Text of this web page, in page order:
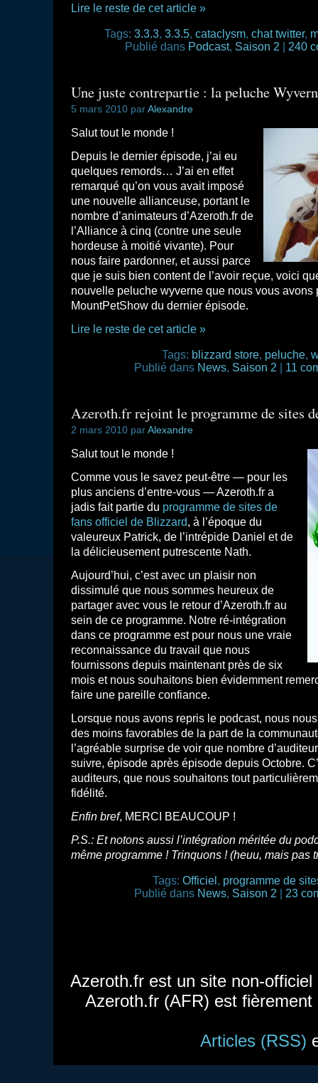
Lire le reste de cet article »
Tags: 3.3.3, 3.3.5, cataclysm, chat twitter,
Publié dans Podcast, Saison 2 240
Une juste contrepartie : la peluche
5 mars 2010 parAlexandre
Salut tout le monde !
Depuis le dernier épisode, j’ai eu
quelques remords… J’ai en effet
remarqué qu’on vous avait imposé
une nouvelle allianceuse, portant le
nombre d’animateurs d’Azeroth.fr de
l’Alliance à cinq (contre une seule
hordeuse à moitié vivante). Pour
nous faire pardonner, et aussi parce
que je suis bien content de l’avoir reçue, voici
nouvelle peluche wyverne que nous vous avons
MountPetShow du dernier épisode.
Lire le reste de cet article »
Tags: blizzard store, peluche,
Publié dans News, Saison 2 11
Azeroth.fr rejoint le programme de sites
2 mars 2010 parAlexandre
Salut tout le monde !
Comme vous le savez peut-être — pour les
plus anciens d’entre-vous — Azeroth.fr a
jadis fait partie du programme de sites de
fans officiel de Blizzard, à l’époque du
valeureux Patrick, de l’intrépide Daniel et de
la délicieusement putrescente Nath.
Aujourd’hui, c’est avec un plaisir non
dissimulé que nous sommes heureux de
partager avec vous le retour d’Azeroth.fr au
sein de ce programme. Notre ré-intégration
dans ce programme est pour nous une vraie
reconnaissance du travail que nous
fournissons depuis maintenant près de six
mois et nous souhaitons bien évidemment
faire une pareille confiance.
Lorsque nous avons repris le podcast, nous
des moins favorables de la part de la
l’agréable surprise de voir que nombre
suivre, épisode après épisode depuis Octobre.
auditeurs, que nous souhaitons tout
fidélité.
Enfin bref, MERCI BEAUCOUP !
P.S.: Et notons aussi l’intégration méritée du
même programme ! Trinquons ! (heuu, mais
Tags: Officiel , programme de
Publié dans News, Saison 2 23
Azeroth.fr est un site non-
Azeroth.fr (AFR) est
Articles (RSS)